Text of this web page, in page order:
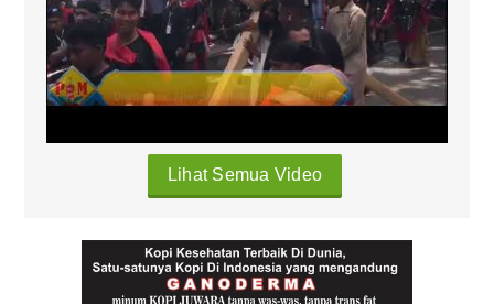
Lihat Semua Video